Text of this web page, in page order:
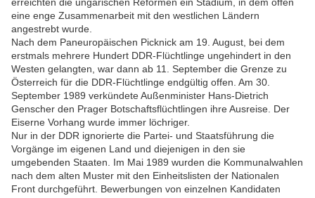
eine enge Zusammenarbeit mit den westlichen Ländern
angestrebt wurde.
Nach dem Paneuropäischen Picknick am 19. August, bei dem
erstmals mehrere Hundert DDR-Flüchtlinge ungehindert in den
Westen gelangten, war dann ab 11. September die Grenze zu
Österreich für die DDR-Flüchtlinge endgültig offen. Am 30.
September 1989 verkündete Außenminister Hans-Dietrich
Genscher den Prager Botschaftsflüchtlingen ihre Ausreise. Der
Eiserne Vorhang wurde immer löchriger.
Nur in der DDR ignorierte die Partei- und Staatsführung die
Vorgänge im eigenen Land und diejenigen in den sie
umgebenden Staaten. Im Mai 1989 wurden die Kommunalwahlen
nach dem alten Muster mit den Einheitslisten der Nationalen
Front durchgeführt. Bewerbungen von einzelnen Kandidaten